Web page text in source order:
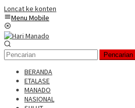
Loncat ke konten
Menu Mobile
Pencarian
BERANDA
ETALASE
MANADO
NASIONAL